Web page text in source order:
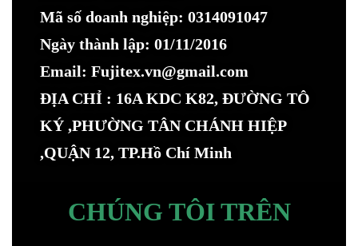
Mã số doanh nghiệp: 0314091047
Ngày thành lập: 01/11/2016
Email: Fujitex.vn@gmail.com
ĐỊA CHỈ : 16A KDC K82, ĐƯỜNG TÔ
KÝ ,PHƯỜNG TÂN CHÁNH HIỆP
,QUẬN 12, TP.Hồ Chí Minh
CHÚNG TÔI TRÊN